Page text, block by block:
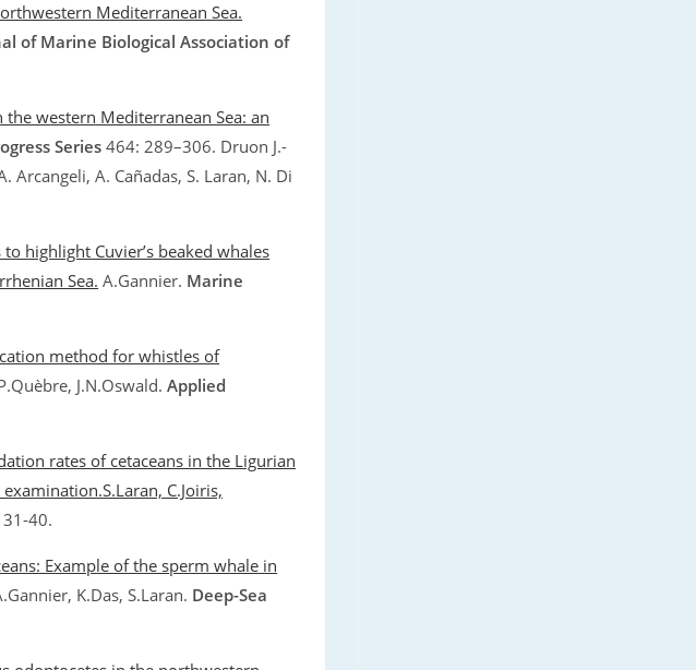
Mediterranean Sea.
of Marine Biological Association of
western Mediterranean Sea: an
Series464: 289–306. Druon J.-
Arcangeli, A. Cañadas, S. Laran, N. Di
highlight Cuvier’s beaked whales
Sea. A.Gannier. Marine
method for whistles of
J.N.Oswald.Applied
rates of cetaceans in the Ligurian
C.Joiris,
31-40.
Example of the sperm whale in
K.Das, S.Laran. Deep-Sea